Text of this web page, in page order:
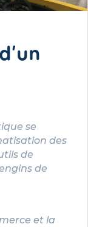
se
des
de
de
et la